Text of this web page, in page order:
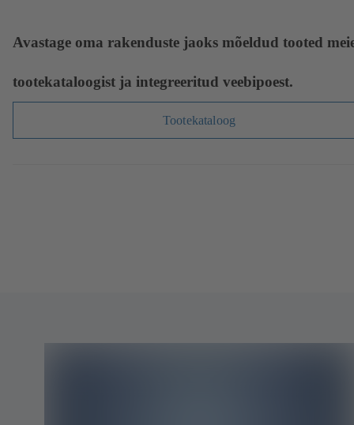
Avastage oma rakenduste jaoks mõeldud tooted
tootekataloogist ja integreeritud veebipoest.
Tootekataloog